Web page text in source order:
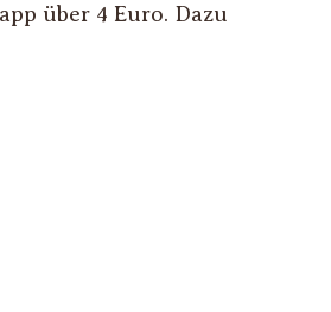
über 4 Euro. Dazu